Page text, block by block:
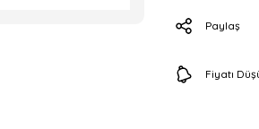
Paylaş
Fiyatı